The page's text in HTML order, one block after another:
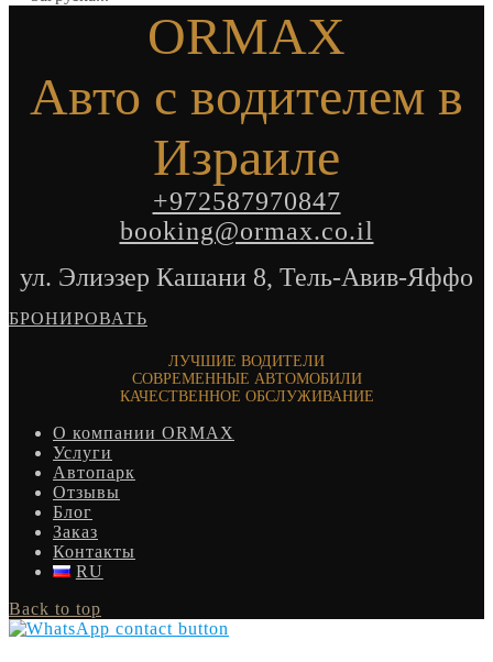
ORMAX
Авто с водителем в
Израиле
+972587970847
booking@ormax.co.il
ул. Элиэзер Кашани 8, Тель-Авив-Яффо
БРОНИРОВАТЬ
ЛУЧШИЕ ВОДИТЕЛИ
СОВРЕМЕННЫЕ АВТОМОБИЛИ
КАЧЕСТВЕННОЕ ОБСЛУЖИВАНИЕ
О компании ORMAX
Услуги
Автопарк
Отзывы
Блог
Заказ
Контакты
RU
Back to top